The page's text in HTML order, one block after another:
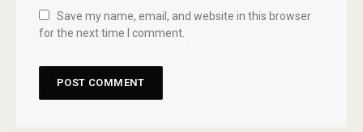
Save my name, email, and website in this browser
for the next time I comment.